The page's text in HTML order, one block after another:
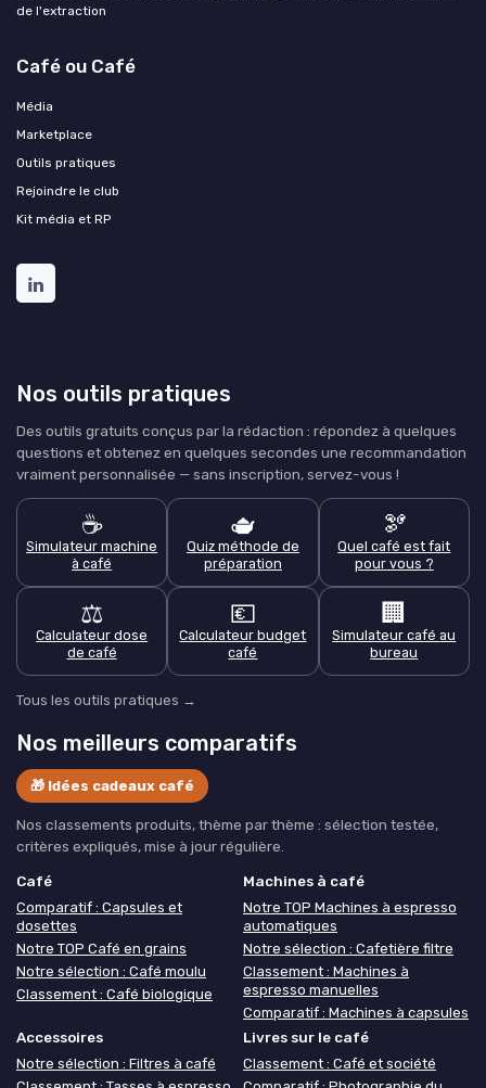
de l'extraction
Café ou Café
Média
Marketplace
Outils pratiques
Rejoindre le club
Kit média et RP
Nos outils pratiques
Des outils gratuits conçus par la rédaction : répondez à quelques
questions et obtenez en quelques secondes une recommandation
vraiment personnalisée — sans inscription, servez-vous !
☕
Simulateur machine
à café
🫖
Quiz méthode de
préparation
🫘
Quel café est fait
pour vous ?
⚖️
Calculateur dose
de café
💶
Calculateur budget
café
🏢
Simulateur café au
bureau
Tous les outils pratiques →
Nos meilleurs comparatifs
🎁 Idées cadeaux café
Nos classements produits, thème par thème : sélection testée,
critères expliqués, mise à jour régulière.
Café
Comparatif : Capsules et
dosettes
Notre TOP Café en grains
Notre sélection : Café moulu
Classement : Café biologique
Machines à café
Notre TOP Machines à espresso
automatiques
Notre sélection : Cafetière filtre
Classement : Machines à
espresso manuelles
Comparatif : Machines à capsules
Accessoires
Notre sélection : Filtres à café
Livres sur le café
Classement : Café et société